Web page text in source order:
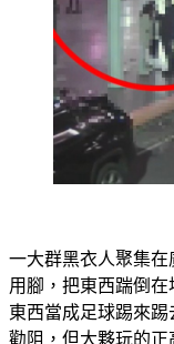
一大群黑衣人聚集
用腳，把東西踹倒
東西當成足球踢來踢